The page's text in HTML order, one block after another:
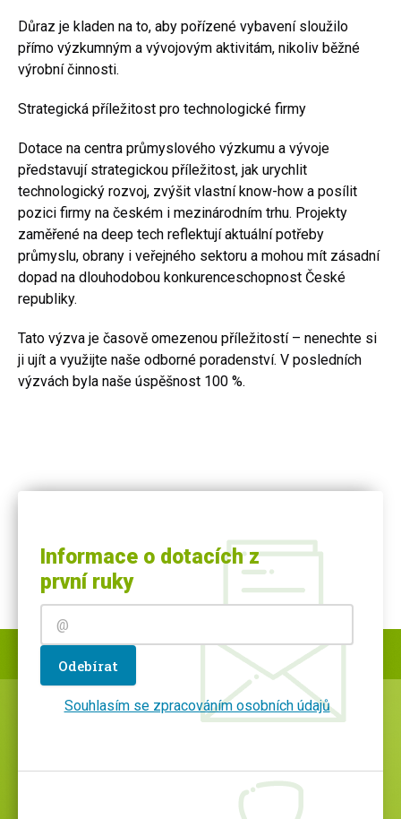
Důraz je kladen na to, aby pořízené vybavení sloužilo
přímo výzkumným a vývojovým aktivitám, nikoliv běžné
výrobní činnosti.
Strategická příležitost pro technologické firmy
Dotace na centra průmyslového výzkumu a vývoje
představují strategickou příležitost, jak urychlit
technologický rozvoj, zvýšit vlastní know-how a posílit
pozici firmy na českém i mezinárodním trhu. Projekty
zaměřené na deep tech reflektují aktuální potřeby
průmyslu, obrany i veřejného sektoru a mohou mít zásadní
dopad na dlouhodobou konkurenceschopnost České
republiky.
Tato výzva je časově omezenou příležitostí – nenechte si
ji ujít a využijte naše odborné poradenství. V posledních
výzvách byla naše úspěšnost 100 %.
Informace o dotacích z
první ruky
Odebírat
Souhlasím se zpracováním osobních údajů